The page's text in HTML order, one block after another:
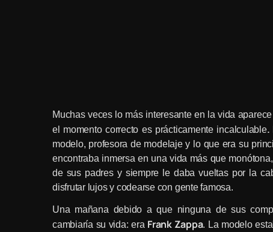
Muchas veces lo más interesante en la vida
el momento correcto es prácticamente incalculable.
modelo, profesora de modelaje y lo que era su
encontraba inmersa en una vida más que
de sus padres y siempre le daba vueltas por la
disfrutar lujos y codearse con gente famosa.
Una mañana debido a que ninguna de sus
cambiaría su vida: era Frank Zappa. La modelo